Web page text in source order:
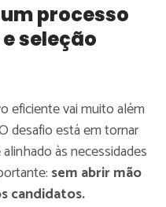
processo
seleção
eficiente vai muito além
desafio está em tornar
às necessidades
sem abrir mão
candidatos.